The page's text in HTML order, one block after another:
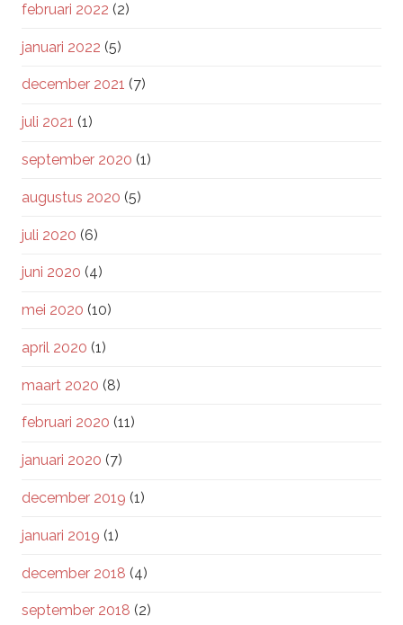
februari 2022 (2)
januari 2022 (5)
december 2021 (7)
juli 2021 (1)
september 2020 (1)
augustus 2020 (5)
juli 2020 (6)
juni 2020 (4)
mei 2020 (10)
april 2020 (1)
maart 2020 (8)
februari 2020 (11)
januari 2020 (7)
december 2019 (1)
januari 2019 (1)
december 2018 (4)
september 2018 (2)